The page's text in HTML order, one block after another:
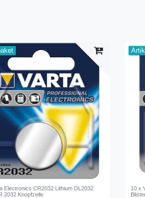
Electronics CR2032 Lithium DL2032
2032 Knopfzelle
10 x